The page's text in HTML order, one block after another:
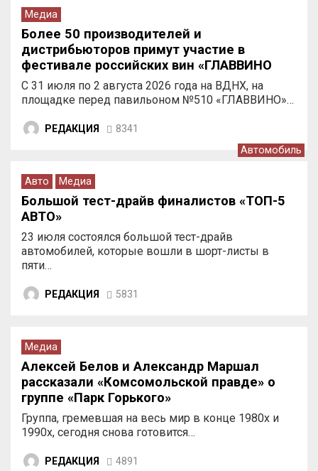
Медиа
Более 50 производителей и
дистрибьюторов примут участие в
фестивале российских вин «ГЛАВВИНО
ФЕСТ 2026» на ВДНХ
С 31 июля по 2 августа 2026 года на ВДНХ, на
площадке перед павильоном №510 «ГЛАВВИНО»…
РЕДАКЦИЯ 8341
Автомобиль
Авто Медиа
Большой тест-драйв финалистов «ТОП-5
АВТО»
23 июля состоялся большой тест-драйв
автомобилей, которые вошли в шорт-листы в
пяти…
РЕДАКЦИЯ 5831
Медиа
Алексей Белов и Александр Маршал
рассказали «Комсомольской правде» о
группе «Парк Горького»
Группа, гремевшая на весь мир в конце 1980х и
1990х, сегодня снова готовится…
РЕДАКЦИЯ 4891